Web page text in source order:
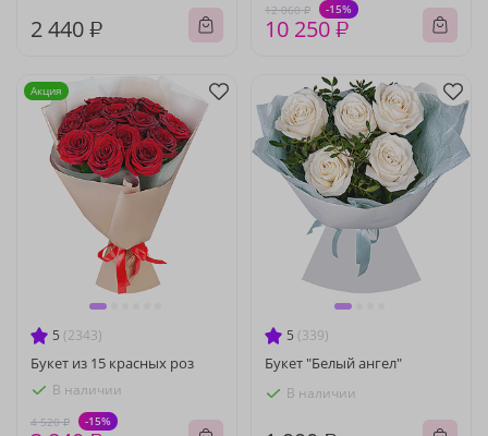
2 440 ₽
12 060 ₽ -15%
10 250 ₽
5 (2343)
Букет из 15 красных роз
В наличии
4 520 ₽ -15%
Акция
5 (339)
Букет "Белый ангел"
В наличии